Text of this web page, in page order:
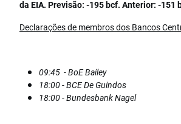
da EIA. Previsão: -195 bcf. Anterior: -151
Declarações de membros dos Bancos
09:45 - BoE Bailey
18:00 - BCE De Guindos
18:00 - Bundesbank Nagel